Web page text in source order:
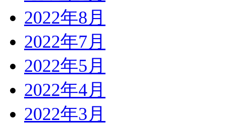
2022年8月
2022年7月
2022年5月
2022年4月
2022年3月